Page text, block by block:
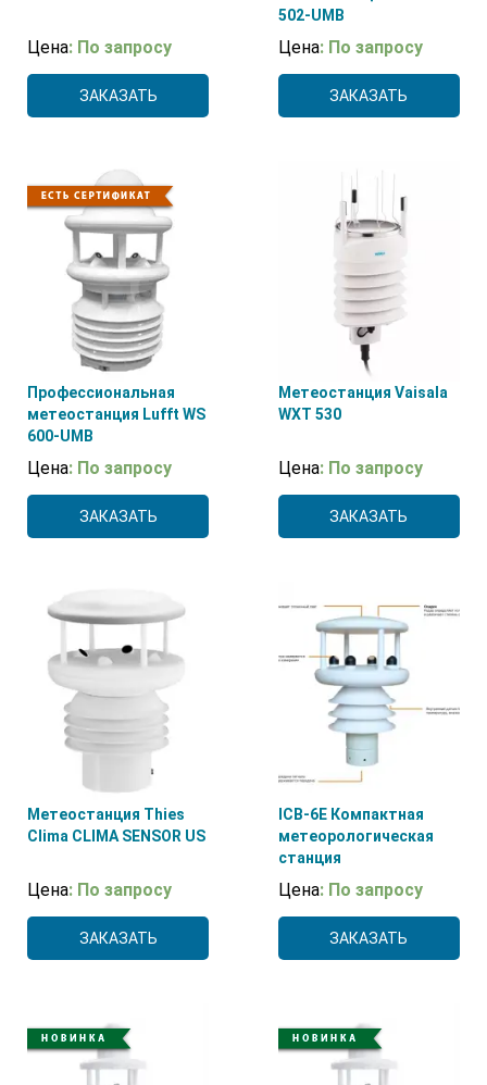
Цена: По запросу
ЗАКАЗАТЬ
502-UMB
Цена: По запросу
ЗАКАЗАТЬ
Профессиональная
метеостанция Lufft WS
600-UMB
Цена: По запросу
ЗАКАЗАТЬ
Метеостанция Vaisala
WXT 530
Цена: По запросу
ЗАКАЗАТЬ
Метеостанция Thies
Clima CLIMA SENSOR US
Цена: По запросу
ЗАКАЗАТЬ
ICB-6E Компактная
метеорологическая
станция
Цена: По запросу
ЗАКАЗАТЬ